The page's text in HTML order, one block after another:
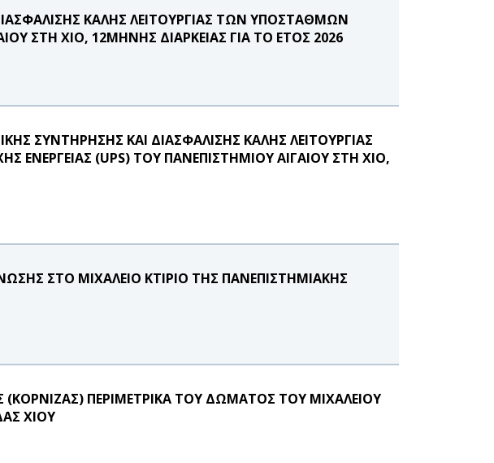
ΚΑΛΗΣ ΛΕΙΤΟΥΡΓΙΑΣ ΤΩΝ ΥΠΟΣΤΑΘΜΩΝ
ΣΤΗ ΧΙΟ, 12ΜΗΝΗΣ ΔΙΑΡΚΕΙΑΣ ΓΙΑ ΤΟ ΕΤΟΣ 2026
ΣΥΝΤΗΡΗΣΗΣ ΚΑΙ ΔΙΑΣΦΑΛΙΣΗΣ ΚΑΛΗΣ ΛΕΙΤΟΥΡΓΙΑΣ
(UPS) ΤΟΥ ΠΑΝΕΠΙΣΤΗΜΙΟΥ ΑΙΓΑΙΟΥ ΣΤΗ ΧΙΟ,
ΣΤΟ ΜΙΧΑΛΕΙΟ ΚΤΙΡΙΟ ΤΗΣ ΠΑΝΕΠΙΣΤΗΜΙΑΚΗΣ
(ΚΟΡΝΙΖΑΣ) ΠΕΡΙΜΕΤΡΙΚΑ ΤΟΥ ΔΩΜΑΤΟΣ ΤΟΥ ΜΙΧΑΛΕΙΟΥ
ΧΙΟΥ